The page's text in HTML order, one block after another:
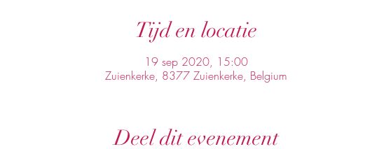
Tijd en locatie
19 sep 2020, 15:00
Zuienkerke, 8377 Zuienkerke, Belgium
Deel dit evenement